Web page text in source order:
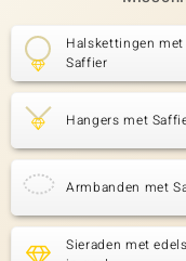
Halskettingen met
Saffier
Hangers met
Armbanden met
Sieraden met